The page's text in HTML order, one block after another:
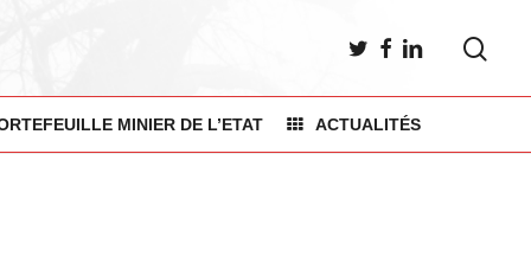
TWITTER
FACEBOOK
LINKEDIN
MINIER DE L’ETAT ACTUALITÉS